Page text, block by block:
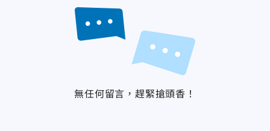
無任何留言，趕緊搶頭香！